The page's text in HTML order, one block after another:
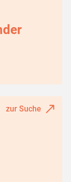
zur Suche